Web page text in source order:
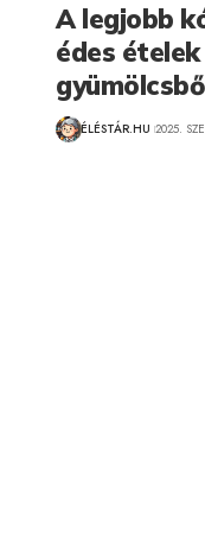
A legjobb
édes
ÉLÉSTÁR.HU 2025.